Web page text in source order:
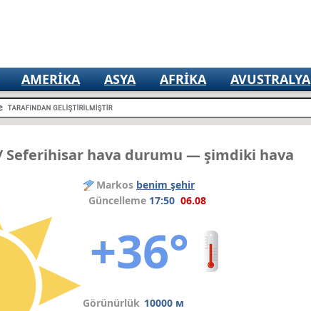
AMERIKA ASYA AFRIKA AVUSTRALYA
Seferihisar hava durumu — şimdiki hava
Markos benim şehir
Güncelleme 17:50 06.08
+36°
Görünürlük 10000 м